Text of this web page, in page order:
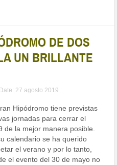
DE DOS
UN BRILLANTE
Date: 27 agosto 2019
Hipódromo tiene previstas
jornadas para cerrar el
de la mejor manera posible.
calendario se ha querido
el verano y por lo tanto,
el evento del 30 de mayo no